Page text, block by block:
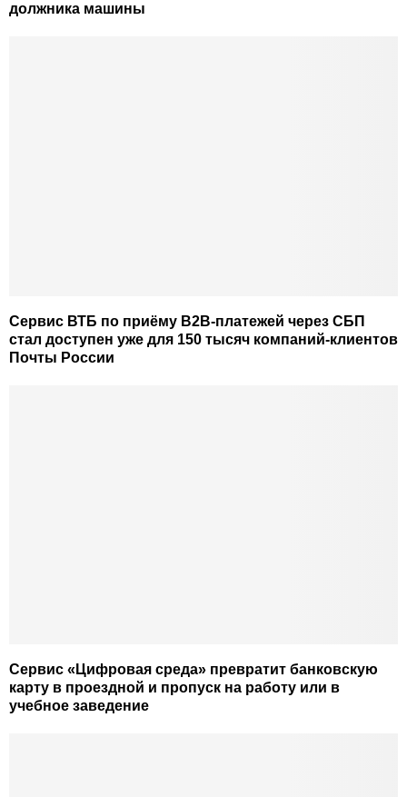
должника машины
Сервис ВТБ по приёму B2B-платежей через СБП
стал доступен уже для 150 тысяч компаний-клиентов
Почты России
Сервис «Цифровая среда» превратит банковскую
карту в проездной и пропуск на работу или в
учебное заведение